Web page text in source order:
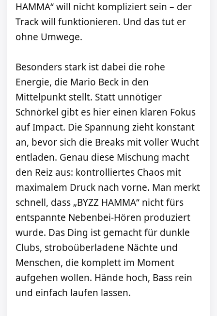
HAMMA“ will nicht kompliziert sein – der
Track will funktionieren. Und das tut er
ohne Umwege.
Besonders stark ist dabei die rohe
Energie, die Mario Beck in den
Mittelpunkt stellt. Statt unnötiger
Schnörkel gibt es hier einen klaren Fokus
auf Impact. Die Spannung zieht konstant
an, bevor sich die Breaks mit voller Wucht
entladen. Genau diese Mischung macht
den Reiz aus: kontrolliertes Chaos mit
maximalem Druck nach vorne. Man merkt
schnell, dass „BYZZ HAMMA“ nicht fürs
entspannte Nebenbei-Hören produziert
wurde. Das Ding ist gemacht für dunkle
Clubs, stroboüberladene Nächte und
Menschen, die komplett im Moment
aufgehen wollen. Hände hoch, Bass rein
und einfach laufen lassen.